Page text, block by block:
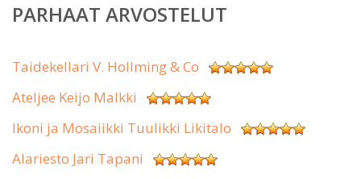
PARHAAT ARVOSTELUT
Taidekellari V. Hollming & Co
Ateljee Keijo Malkki
Ikoni ja Mosaiikki Tuulikki Likitalo
Alariesto Jari Tapani